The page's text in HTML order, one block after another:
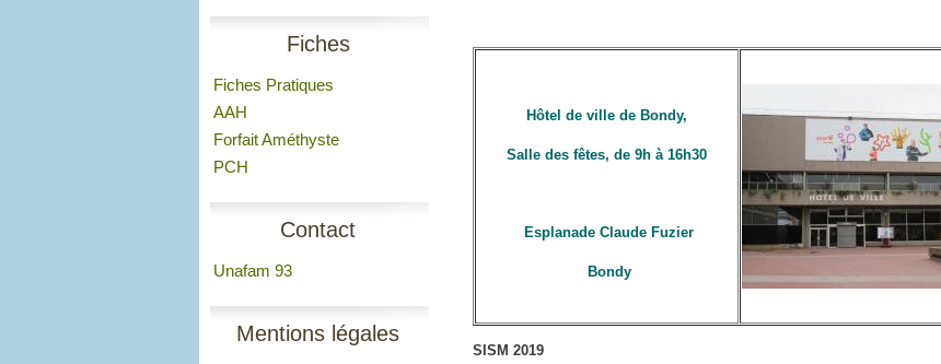
Fiches
Fiches Pratiques
AAH
Forfait Améthyste
PCH
Contact
Unafam 93
Mentions légales
Hôtel de ville de Bondy,
Salle des fêtes, de 9h à 16h30
Esplanade Claude Fuzier
Bondy
SISM 2019